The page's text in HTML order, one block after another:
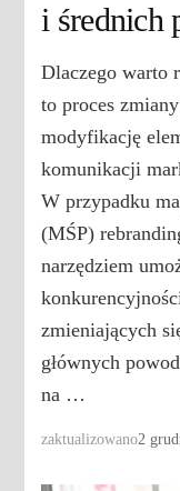
i średnich
Dlaczego warto
to proces
modyfikację
komunikacji
W przypadku
(MŚP)
narzędziem
zmieniających
głównych
na …
zaktualizowano2